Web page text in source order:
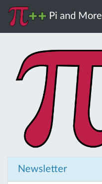
Pi and More
Newsletter